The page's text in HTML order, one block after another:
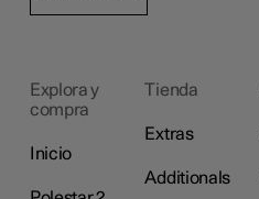
Explora y
compra
Inicio
Tienda
Extras
Additionals